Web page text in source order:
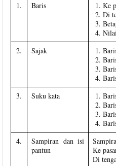
1. Baris
Ke
Di
2.
Sajak
3.
Suku kata
4.
Sampiran dan isi
pantun
Ke
Di